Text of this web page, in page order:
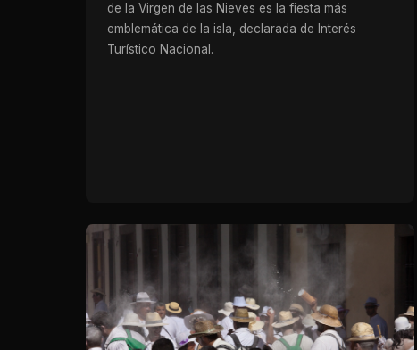
de la Virgen de las Nieves es la fiesta más
emblemática de la isla, declarada de Interés
Turístico Nacional.